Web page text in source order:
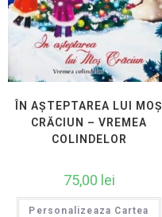
ÎN AȘTEPTAREA LUI MOȘ
CRĂCIUN – VREMEA
COLINDELOR
75,00 lei
Personalizeaza Cartea